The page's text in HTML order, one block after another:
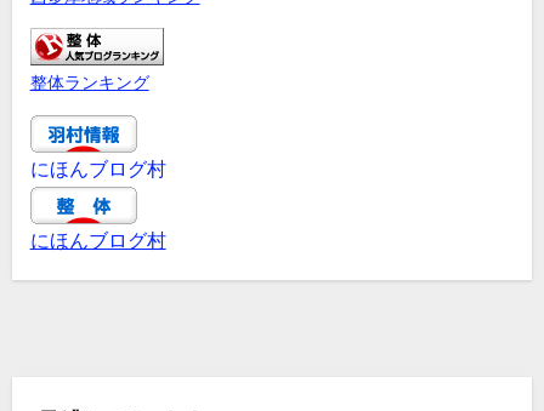
整体ランキング
にほんブログ村
にほんブログ村